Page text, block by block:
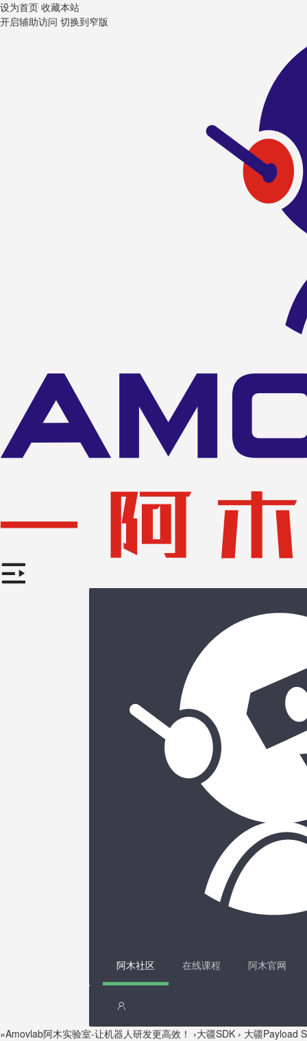
设为首页 收藏本站
开启辅助访问 切换到窄版
阿木社区 在线课程 阿木官网
»Amovlab阿木实验室-让机器人研发更高效！ ›大疆SDK › 大疆Payload